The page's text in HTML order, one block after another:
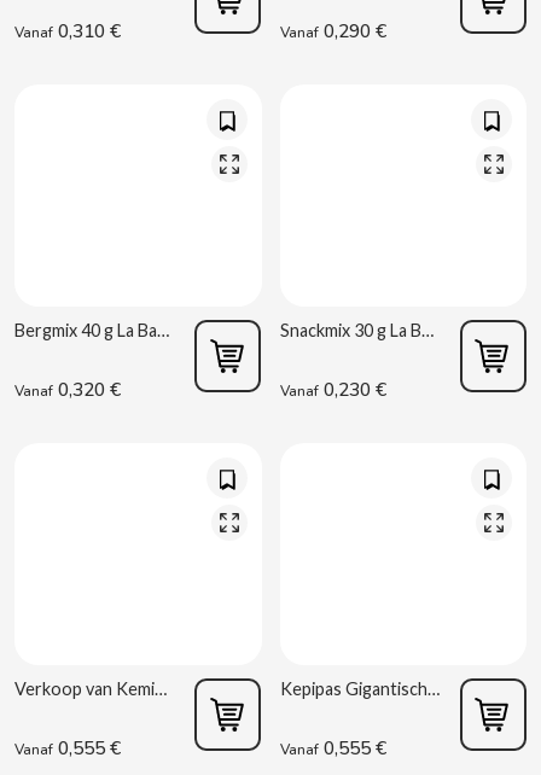
DODOT
DON SIMON
Vanaf 0,310 € Vanaf 0,290 €
Bergmix 40 g La Baturrica
Vanaf 0,320 €
Snackmix 30 g La Baturrica
Vanaf 0,230 €
Verkoop van Kemix Noten met Schil 112g Kelia R6
Vanaf 0,555 €
Kepipas Gigantisch XL 75g Kelia R6
Vanaf 0,555 €